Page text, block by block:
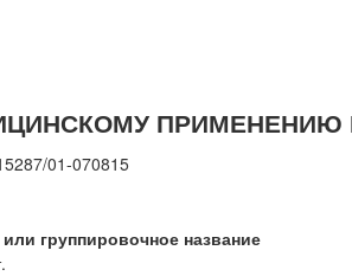
ПРИМЕНЕНИЮ
01-070815
группировочное название